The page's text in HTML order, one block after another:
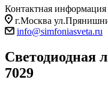
Контактная информация
г.Москва
info@simfoniasveta.ru
Светодиодная
7029